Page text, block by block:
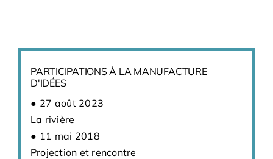
PARTICIPATIONS À LA MANUFACTURE
D'IDÉES
27 août 2023
La rivière
11 mai 2018
Projection et rencontre